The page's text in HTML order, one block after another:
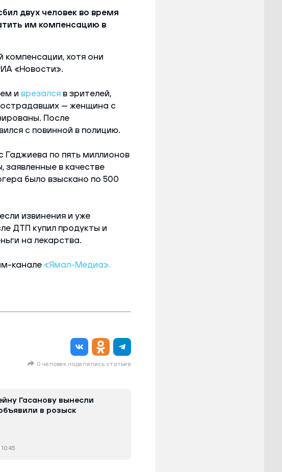
двух человек во время
им компенсацию в
хотя они
«Новости».
и врезалсяв зрителей,
— женщина с
После
с повинной в полицию.
Гаджиева по пять миллионов
в качестве
было взыскано по 500
извинения и уже
ДТП купил продукты и
на лекарства.
канале «Ямал-Медиа».
0 человек поделились статьей
Гасанову вынесли
в розыск